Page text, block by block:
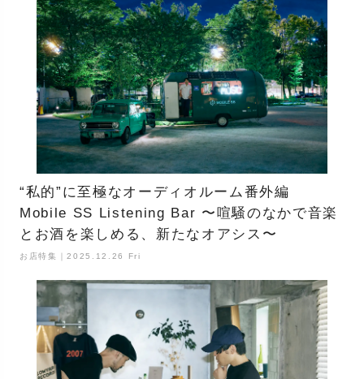
“私的”に至極なオーディオルーム番外編
Mobile SS Listening Bar 〜喧騒のなかで音楽
とお酒を楽しめる、新たなオアシス〜
お店特集｜2025.12.26 Fri